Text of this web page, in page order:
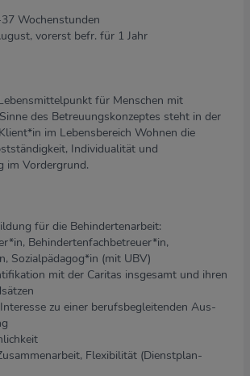
Wochenstunden
vorerst befr. für 1 Jahr
für Menschen mit
des Betreuungskonzeptes steht in der
im Lebensbereich Wohnen die
Individualität und
im Vordergrund.
für die Behindertenarbeit:
Behindertenfachbetreuer*in,
Sozialpädagog*in (mit UBV)
mit der Caritas insgesamt und ihren
zu einer berufsbegleitenden Aus-
Flexibilität (Dienstplan-